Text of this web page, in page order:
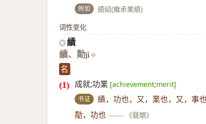
例如
績紹(繼承業績)
词性变化
◎ 績
績、勣jì
名
成就;功業 [achievement;merit]
书证 績，功也，又，業也，又，事
勣，功也 —— 《聲類》